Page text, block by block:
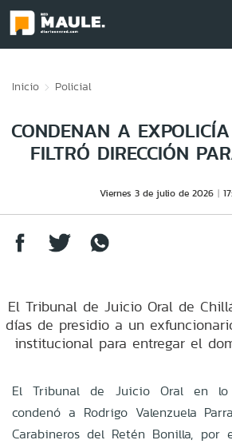
Inicio Policial
CONDENAN A
FILTRÓ DIRECCIÓN
Viernes 3 de julio de 2026
El Tribunal de Juicio Oral de
días de presidio a un
institucional para entregar el
El Tribunal de Juicio Oral en lo
condenó a Rodrigo Valenzuela
Carabineros del Retén Bonilla, por